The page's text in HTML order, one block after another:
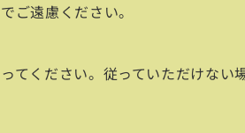
ご遠慮ください。
てください。従っていただけな